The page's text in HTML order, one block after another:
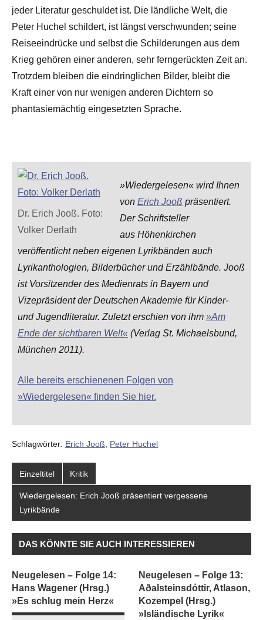
jeder Literatur geschuldet ist. Die ländliche Welt, die
Peter Huchel schildert, ist längst verschwunden; seine
Reiseeindrücke und selbst die Schilderungen aus dem
Krieg gehören einer anderen, sehr ferngerückten Zeit an.
Trotzdem bleiben die eindringlichen Bilder, bleibt die
Kraft einer von nur wenigen anderen Dichtern so
phantasiemächtig eingesetzten Sprache.
Dr. Erich Jooß. Foto:
Volker Derlath
»Wiedergelesen« wird Ihnen
von Erich Jooß präsentiert.
Der Schriftsteller
aus Höhenkirchen
veröffentlicht neben eigenen Lyrikbänden auch
Lyrikanthologien, Bilderbücher und Erzählbände. Jooß
ist Vorsitzender des Medienrats in Bayern und
Vizepräsident der Deutschen Akademie für Kinder-
und Jugendliteratur. Zuletzt erschien von ihm »Am
Ende der sichtbaren Welt« (Verlag St. Michaelsbund,
München 2011).
Alle bereits erschienenen Folgen von
»Wiedergelesen« finden Sie hier.
Schlagwörter: Erich Jooß Peter Huchel
Einzeltitel Kritik
Wiedergelesen: Erich Jooß präsentiert vergessene
Lyrikbände
DAS KÖNNTE SIE AUCH INTERESSIEREN
Neugelesen – Folge 14:
Hans Wagener (Hrsg.)
»Es schlug mein Herz«
Neugelesen – Folge 13:
Aðalsteinsdóttir, Atlason,
Kozempel (Hrsg.)
»Isländische Lyrik«